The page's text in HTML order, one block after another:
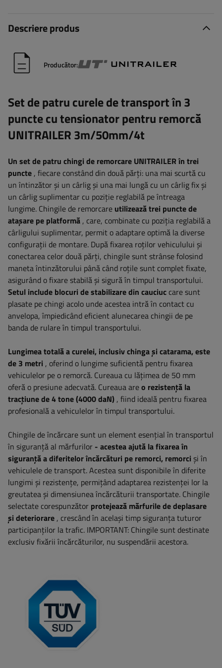
Descriere produs
Producător:
Set de patru curele de transport în 3
puncte cu tensionator pentru remorcă
UNITRAILER 3m/50mm/4t
Un set de patru chingi de remorcare UNITRAILER în trei
puncte , fiecare constând din două părți: una mai scurtă cu
un întinzător și un cârlig și una mai lungă cu un cârlig fix și
un cârlig suplimentar cu poziție reglabilă pe întreaga
lungime. Chingile de remorcare utilizează trei puncte de
atașare pe platformă , care, combinate cu poziția reglabilă a
cârligului suplimentar, permit o adaptare optimă la diverse
configurații de montare. După fixarea roților vehiculului și
conectarea celor două părți, chingile sunt strânse folosind
maneta întinzătorului până când roțile sunt complet fixate,
asigurând o fixare stabilă și sigură în timpul transportului.
Setul include blocuri de stabilizare din cauciuc care sunt
plasate pe chingi acolo unde acestea intră în contact cu
anvelopa, împiedicând eficient alunecarea chingii de pe
banda de rulare în timpul transportului.
Lungimea totală a curelei, inclusiv chinga și catarama, este
de 3 metri , oferind o lungime suficientă pentru fixarea
vehiculelor pe o remorcă. Cureaua cu lățimea de 50 mm
oferă o presiune adecvată. Cureaua areo rezistență la
tracțiune de 4 tone (4000 daN) , fiind ideală pentru fixarea
profesională a vehiculelor în timpul transportului.
Chingile de încărcare sunt un element esențial în transportul
în siguranță al mărfurilor - acestea ajută la fixarea în
siguranță a diferitelor încărcături pe remorci, remorci și în
vehiculele de transport. Acestea sunt disponibile în diferite
lungimi și rezistențe, permițând adaptarea rezistenței lor la
greutatea și dimensiunea încărcăturii transportate. Chingile
selectate corespunzător protejează mărfurile de deplasare
și deteriorare , crescând în același timp siguranța tuturor
participanților la trafic. IMPORTANT: Chingile sunt destinate
exclusiv fixării încărcăturilor, nu suspendării acestora.